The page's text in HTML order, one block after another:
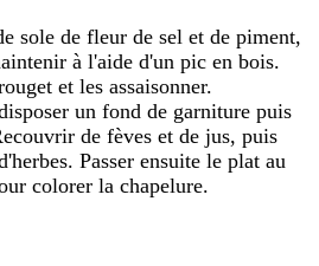
sole de fleur de sel et de piment,
à l'aide d'un pic en bois.
et les assaisonner.
un fond de garniture puis
de fèves et de jus, puis
Passer ensuite le plat au
colorer la chapelure.